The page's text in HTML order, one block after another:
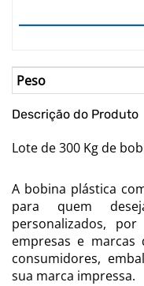
Peso
Descrição do Produto
Lote de 300 Kg de
A bobina plástica
para quem
personalizados,
empresas e marcas
consumidores,
sua marca impressa.